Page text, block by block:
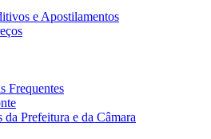
e Apostilamentos
Frequentes
da Prefeitura e da Câmara